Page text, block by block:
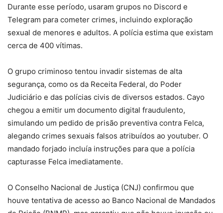
Durante esse período, usaram grupos no Discord e
Telegram para cometer crimes, incluindo exploração
sexual de menores e adultos. A polícia estima que existam
cerca de 400 vítimas.
O grupo criminoso tentou invadir sistemas de alta
segurança, como os da Receita Federal, do Poder
Judiciário e das polícias civis de diversos estados. Cayo
chegou a emitir um documento digital fraudulento,
simulando um pedido de prisão preventiva contra Felca,
alegando crimes sexuais falsos atribuídos ao youtuber. O
mandado forjado incluía instruções para que a polícia
capturasse Felca imediatamente.
O Conselho Nacional de Justiça (CNJ) confirmou que
houve tentativa de acesso ao Banco Nacional de Mandados